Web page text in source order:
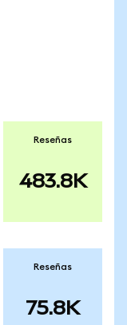
Reseñas
483.8K
Reseñas
75.8K